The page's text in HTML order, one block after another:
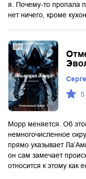
я. Почему-то пропала
нет ничего, кроме
5
Морр меняется. Об
немногочисленное
прямо указывает
он сам замечает
относится к этому как